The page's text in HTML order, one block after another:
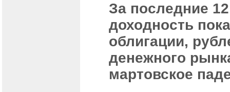
За последние
доходность
облигации,
денежного
мартовское